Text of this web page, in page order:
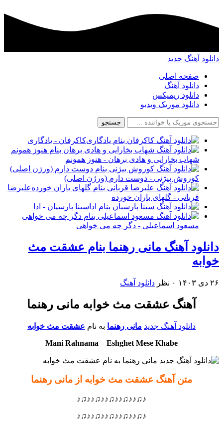
دانلود آهنگ جدید
صفحه اصلی
دانلود آهنگ
دانلود ریمیکس
دانلود موزیک ویدیو
جستجو
کاکرفان - یادگاری
شهاب بخارایی و هادی برهان - هنوز همونم
کوروش بیژنی - دوست دارم (ورژن اصلی)
علیرضا
قربانی - گلهای باران خورده
سینا پارسیان - ادا
مسعود اسماعیلی - دگر چه می خواهی
دانلود آهنگ مانی رهنما بنام عشقت مث
خوابه
۲۶ دی ۱۴۰۳ ۰ نظر دانلود آهنگ
آهنگ عشقت مث خوابه مانی رهنما
دانلود آهنگ جدید مانی رهنما به نام عشقت مث خوابه
Mani Rahnama – Eshghet Mese Khabe
متن آهنگ عشقت مث خوابه از مانی رهنما
♪♫♪♪♫♪♪♫♪♪♫♪♪♫♪
♪♫♪♪♫♪♪♫♪♪♫♪♪♫♪